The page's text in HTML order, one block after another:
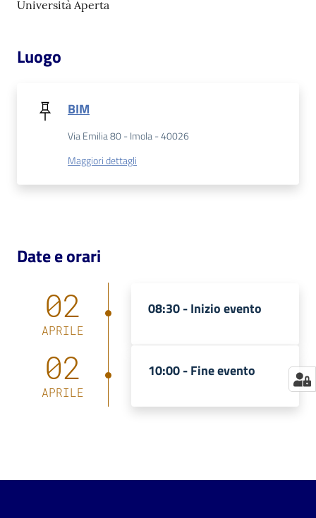
Chiedi al
Università Aperta
Luogo
BIM
Via Emilia 80 - Imola - 40026
Maggiori dettagli
Date e orari
02
APRILE
08:30 -Inizio evento
02
APRILE
10:00 -Fine evento